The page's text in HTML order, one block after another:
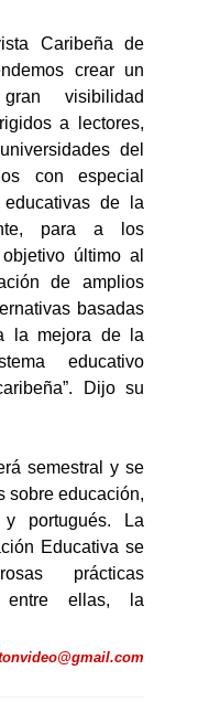
Caribeña de
crear un
visibilidad
a lectores,
del
con especial
de la
para a los
último al
de amplios
basadas
la mejora de la
educativo
Dijo su
semestral y se
sobre educación,
portugués. La
Educativa se
prácticas
entre ellas, la